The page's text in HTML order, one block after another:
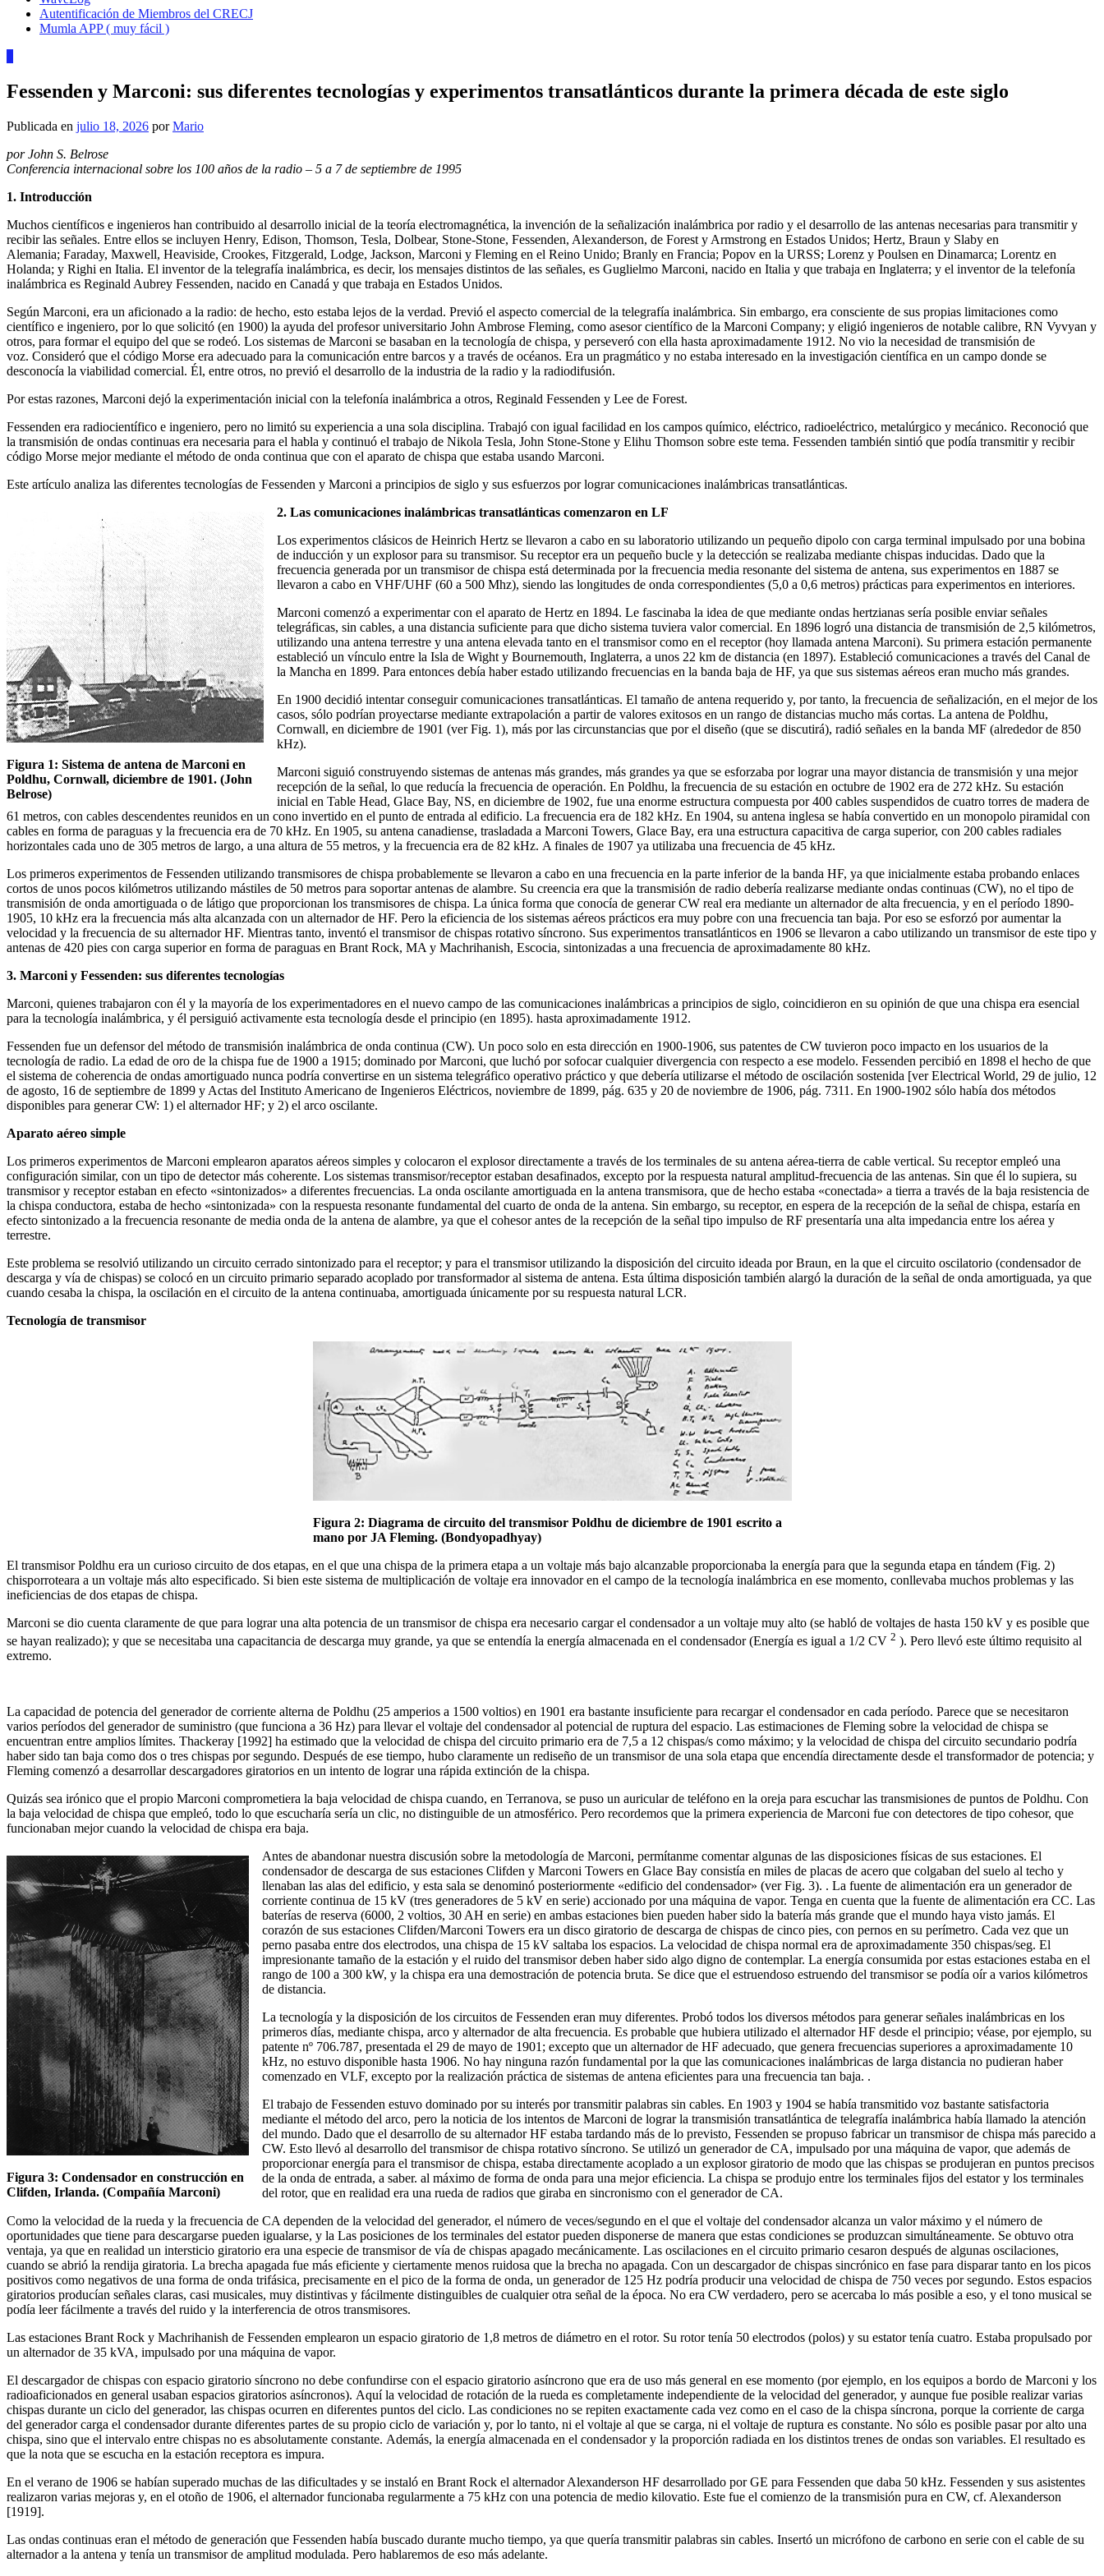
Autentificación de Miembros del CRECJ
Mumla APP ( muy fácil )
Fessenden y Marconi: sus diferentes tecnologías y experimentos transatlánticos durante la primera década de este siglo
Publicada en julio 18, 2026 porMario
por John S. Belrose
Conferencia internacional sobre los 100 años de la radio – 5 a 7 de septiembre de 1995
1. Introducción
Muchos científicos e ingenieros han contribuido al desarrollo inicial de la teoría electromagnética, la invención de la señalización inalámbrica por radio y el desarrollo de las antenas necesarias para transmitir y
recibir las señales. Entre ellos se incluyen Henry, Edison, Thomson, Tesla, Dolbear, Stone-Stone, Fessenden, Alexanderson, de Forest y Armstrong en Estados Unidos; Hertz, Braun y Slaby en
Alemania; Faraday, Maxwell, Heaviside, Crookes, Fitzgerald, Lodge, Jackson, Marconi y Fleming en el Reino Unido; Branly en Francia; Popov en la URSS; Lorenz y Poulsen en Dinamarca; Lorentz en
Holanda; y Righi en Italia. El inventor de la telegrafía inalámbrica, es decir, los mensajes distintos de las señales, es Guglielmo Marconi, nacido en Italia y que trabaja en Inglaterra; y el inventor de la telefonía
inalámbrica es Reginald Aubrey Fessenden, nacido en Canadá y que trabaja en Estados Unidos.
Según Marconi, era un aficionado a la radio: de hecho, esto estaba lejos de la verdad. Previó el aspecto comercial de la telegrafía inalámbrica. Sin embargo, era consciente de sus propias limitaciones como
científico e ingeniero, por lo que solicitó (en 1900) la ayuda del profesor universitario John Ambrose Fleming, como asesor científico de la Marconi Company; y eligió ingenieros de notable calibre, RN Vyvyan y
otros, para formar el equipo del que se rodeó. Los sistemas de Marconi se basaban en la tecnología de chispa, y perseveró con ella hasta aproximadamente 1912. No vio la necesidad de transmisión de
voz. Consideró que el código Morse era adecuado para la comunicación entre barcos y a través de océanos. Era un pragmático y no estaba interesado en la investigación científica en un campo donde se
desconocía la viabilidad comercial. Él, entre otros, no previó el desarrollo de la industria de la radio y la radiodifusión.
Por estas razones, Marconi dejó la experimentación inicial con la telefonía inalámbrica a otros, Reginald Fessenden y Lee de Forest.
Fessenden era radiocientífico e ingeniero, pero no limitó su experiencia a una sola disciplina. Trabajó con igual facilidad en los campos químico, eléctrico, radioeléctrico, metalúrgico y mecánico. Reconoció que
la transmisión de ondas continuas era necesaria para el habla y continuó el trabajo de Nikola Tesla, John Stone-Stone y Elihu Thomson sobre este tema. Fessenden también sintió que podía transmitir y recibir
código Morse mejor mediante el método de onda continua que con el aparato de chispa que estaba usando Marconi.
Este artículo analiza las diferentes tecnologías de Fessenden y Marconi a principios de siglo y sus esfuerzos por lograr comunicaciones inalámbricas transatlánticas.
Figura 1: Sistema de antena de Marconi en
Poldhu, Cornwall, diciembre de 1901. (John
Belrose)
2. Las comunicaciones inalámbricas transatlánticas comenzaron en LF
Los experimentos clásicos de Heinrich Hertz se llevaron a cabo en su laboratorio utilizando un pequeño dipolo con carga terminal impulsado por una bobina
de inducción y un explosor para su transmisor. Su receptor era un pequeño bucle y la detección se realizaba mediante chispas inducidas. Dado que la
frecuencia generada por un transmisor de chispa está determinada por la frecuencia media resonante del sistema de antena, sus experimentos en 1887 se
llevaron a cabo en VHF/UHF (60 a 500 Mhz), siendo las longitudes de onda correspondientes (5,0 a 0,6 metros) prácticas para experimentos en interiores.
Marconi comenzó a experimentar con el aparato de Hertz en 1894. Le fascinaba la idea de que mediante ondas hertzianas sería posible enviar señales
telegráficas, sin cables, a una distancia suficiente para que dicho sistema tuviera valor comercial. En 1896 logró una distancia de transmisión de 2,5 kilómetros,
utilizando una antena terrestre y una antena elevada tanto en el transmisor como en el receptor (hoy llamada antena Marconi). Su primera estación permanente
estableció un vínculo entre la Isla de Wight y Bournemouth, Inglaterra, a unos 22 km de distancia (en 1897). Estableció comunicaciones a través del Canal de
la Mancha en 1899. Para entonces debía haber estado utilizando frecuencias en la banda baja de HF, ya que sus sistemas aéreos eran mucho más grandes.
En 1900 decidió intentar conseguir comunicaciones transatlánticas. El tamaño de antena requerido y, por tanto, la frecuencia de señalización, en el mejor de los
casos, sólo podrían proyectarse mediante extrapolación a partir de valores exitosos en un rango de distancias mucho más cortas. La antena de Poldhu,
Cornwall, en diciembre de 1901 (ver Fig. 1), más por las circunstancias que por el diseño (que se discutirá), radió señales en la banda MF (alrededor de 850
kHz).
Marconi siguió construyendo sistemas de antenas más grandes, más grandes ya que se esforzaba por lograr una mayor distancia de transmisión y una mejor
recepción de la señal, lo que reducía la frecuencia de operación. En Poldhu, la frecuencia de su estación en octubre de 1902 era de 272 kHz. Su estación
inicial en Table Head, Glace Bay, NS, en diciembre de 1902, fue una enorme estructura compuesta por 400 cables suspendidos de cuatro torres de madera de
61 metros, con cables descendentes reunidos en un cono invertido en el punto de entrada al edificio. La frecuencia era de 182 kHz. En 1904, su antena inglesa se había convertido en un monopolo piramidal con
cables en forma de paraguas y la frecuencia era de 70 kHz. En 1905, su antena canadiense, trasladada a Marconi Towers, Glace Bay, era una estructura capacitiva de carga superior, con 200 cables radiales
horizontales cada uno de 305 metros de largo, a una altura de 55 metros, y la frecuencia era de 82 kHz. A finales de 1907 ya utilizaba una frecuencia de 45 kHz.
Los primeros experimentos de Fessenden utilizando transmisores de chispa probablemente se llevaron a cabo en una frecuencia en la parte inferior de la banda HF, ya que inicialmente estaba probando enlaces
cortos de unos pocos kilómetros utilizando mástiles de 50 metros para soportar antenas de alambre. Su creencia era que la transmisión de radio debería realizarse mediante ondas continuas (CW), no el tipo de
transmisión de onda amortiguada o de látigo que proporcionan los transmisores de chispa. La única forma que conocía de generar CW real era mediante un alternador de alta frecuencia, y en el período 1890-
1905, 10 kHz era la frecuencia más alta alcanzada con un alternador de HF. Pero la eficiencia de los sistemas aéreos prácticos era muy pobre con una frecuencia tan baja. Por eso se esforzó por aumentar la
velocidad y la frecuencia de su alternador HF. Mientras tanto, inventó el transmisor de chispas rotativo síncrono. Sus experimentos transatlánticos en 1906 se llevaron a cabo utilizando un transmisor de este tipo y
antenas de 420 pies con carga superior en forma de paraguas en Brant Rock, MA y Machrihanish, Escocia, sintonizadas a una frecuencia de aproximadamente 80 kHz.
3. Marconi y Fessenden: sus diferentes tecnologías
Marconi, quienes trabajaron con él y la mayoría de los experimentadores en el nuevo campo de las comunicaciones inalámbricas a principios de siglo, coincidieron en su opinión de que una chispa era esencial
para la tecnología inalámbrica, y él persiguió activamente esta tecnología desde el principio (en 1895). hasta aproximadamente 1912.
Fessenden fue un defensor del método de transmisión inalámbrica de onda continua (CW). Un poco solo en esta dirección en 1900-1906, sus patentes de CW tuvieron poco impacto en los usuarios de la
tecnología de radio. La edad de oro de la chispa fue de 1900 a 1915; dominado por Marconi, que luchó por sofocar cualquier divergencia con respecto a ese modelo. Fessenden percibió en 1898 el hecho de que
el sistema de coherencia de ondas amortiguado nunca podría convertirse en un sistema telegráfico operativo práctico y que debería utilizarse el método de oscilación sostenida [ver Electrical World, 29 de julio, 12
de agosto, 16 de septiembre de 1899 y Actas del Instituto Americano de Ingenieros Eléctricos, noviembre de 1899, pág. 635 y 20 de noviembre de 1906, pág. 7311. En 1900-1902 sólo había dos métodos
disponibles para generar CW: 1) el alternador HF; y 2) el arco oscilante.
Aparato aéreo simple
Los primeros experimentos de Marconi emplearon aparatos aéreos simples y colocaron el explosor directamente a través de los terminales de su antena aérea-tierra de cable vertical. Su receptor empleó una
configuración similar, con un tipo de detector más coherente. Los sistemas transmisor/receptor estaban desafinados, excepto por la respuesta natural amplitud-frecuencia de las antenas. Sin que él lo supiera, su
transmisor y receptor estaban en efecto «sintonizados» a diferentes frecuencias. La onda oscilante amortiguada en la antena transmisora, que de hecho estaba «conectada» a tierra a través de la baja resistencia de
la chispa conductora, estaba de hecho «sintonizada» con la respuesta resonante fundamental del cuarto de onda de la antena. Sin embargo, su receptor, en espera de la recepción de la señal de chispa, estaría en
efecto sintonizado a la frecuencia resonante de media onda de la antena de alambre, ya que el cohesor antes de la recepción de la señal tipo impulso de RF presentaría una alta impedancia entre los aérea y
terrestre.
Este problema se resolvió utilizando un circuito cerrado sintonizado para el receptor; y para el transmisor utilizando la disposición del circuito ideada por Braun, en la que el circuito oscilatorio (condensador de
descarga y vía de chispas) se colocó en un circuito primario separado acoplado por transformador al sistema de antena. Esta última disposición también alargó la duración de la señal de onda amortiguada, ya que
cuando cesaba la chispa, la oscilación en el circuito de la antena continuaba, amortiguada únicamente por su respuesta natural LCR.
Tecnología de transmisor
Figura 2: Diagrama de circuito del transmisor Poldhu de diciembre de 1901 escrito a
mano por JA Fleming. (Bondyopadhyay)
El transmisor Poldhu era un curioso circuito de dos etapas, en el que una chispa de la primera etapa a un voltaje más bajo alcanzable proporcionaba la energía para que la segunda etapa en tándem (Fig. 2)
chisporroteara a un voltaje más alto especificado. Si bien este sistema de multiplicación de voltaje era innovador en el campo de la tecnología inalámbrica en ese momento, conllevaba muchos problemas y las
ineficiencias de dos etapas de chispa.
Marconi se dio cuenta claramente de que para lograr una alta potencia de un transmisor de chispa era necesario cargar el condensador a un voltaje muy alto (se habló de voltajes de hasta 150 kV y es posible que
se hayan realizado); y que se necesitaba una capacitancia de descarga muy grande, ya que se entendía la energía almacenada en el condensador (Energía es igual a 1/2 CV 2 ). Pero llevó este último requisito al
extremo.
La capacidad de potencia del generador de corriente alterna de Poldhu (25 amperios a 1500 voltios) en 1901 era bastante insuficiente para recargar el condensador en cada período. Parece que se necesitaron
varios períodos del generador de suministro (que funciona a 36 Hz) para llevar el voltaje del condensador al potencial de ruptura del espacio. Las estimaciones de Fleming sobre la velocidad de chispa se
encuentran entre amplios límites. Thackeray [1992] ha estimado que la velocidad de chispa del circuito primario era de 7,5 a 12 chispas/s como máximo; y la velocidad de chispa del circuito secundario podría
haber sido tan baja como dos o tres chispas por segundo. Después de ese tiempo, hubo claramente un rediseño de un transmisor de una sola etapa que encendía directamente desde el transformador de potencia; y
Fleming comenzó a desarrollar descargadores giratorios en un intento de lograr una rápida extinción de la chispa.
Quizás sea irónico que el propio Marconi comprometiera la baja velocidad de chispa cuando, en Terranova, se puso un auricular de teléfono en la oreja para escuchar las transmisiones de puntos de Poldhu. Con
la baja velocidad de chispa que empleó, todo lo que escucharía sería un clic, no distinguible de un atmosférico. Pero recordemos que la primera experiencia de Marconi fue con detectores de tipo cohesor, que
funcionaban mejor cuando la velocidad de chispa era baja.
Figura 3: Condensador en construcción en
Clifden, Irlanda. (Compañía Marconi)
Antes de abandonar nuestra discusión sobre la metodología de Marconi, permítanme comentar algunas de las disposiciones físicas de sus estaciones. El
condensador de descarga de sus estaciones Clifden y Marconi Towers en Glace Bay consistía en miles de placas de acero que colgaban del suelo al techo y
llenaban las alas del edificio, y esta sala se denominó posteriormente «edificio del condensador» (ver Fig. 3). . La fuente de alimentación era un generador de
corriente continua de 15 kV (tres generadores de 5 kV en serie) accionado por una máquina de vapor. Tenga en cuenta que la fuente de alimentación era CC. Las
baterías de reserva (6000, 2 voltios, 30 AH en serie) en ambas estaciones bien pueden haber sido la batería más grande que el mundo haya visto jamás. El
corazón de sus estaciones Clifden/Marconi Towers era un disco giratorio de descarga de chispas de cinco pies, con pernos en su perímetro. Cada vez que un
perno pasaba entre dos electrodos, una chispa de 15 kV saltaba los espacios. La velocidad de chispa normal era de aproximadamente 350 chispas/seg. El
impresionante tamaño de la estación y el ruido del transmisor deben haber sido algo digno de contemplar. La energía consumida por estas estaciones estaba en el
rango de 100 a 300 kW, y la chispa era una demostración de potencia bruta. Se dice que el estruendoso estruendo del transmisor se podía oír a varios kilómetros
de distancia.
La tecnología y la disposición de los circuitos de Fessenden eran muy diferentes. Probó todos los diversos métodos para generar señales inalámbricas en los
primeros días, mediante chispa, arco y alternador de alta frecuencia. Es probable que hubiera utilizado el alternador HF desde el principio; véase, por ejemplo, su
patente nº 706.787, presentada el 29 de mayo de 1901; excepto que un alternador de HF adecuado, que genera frecuencias superiores a aproximadamente 10
kHz, no estuvo disponible hasta 1906. No hay ninguna razón fundamental por la que las comunicaciones inalámbricas de larga distancia no pudieran haber
comenzado en VLF, excepto por la realización práctica de sistemas de antena eficientes para una frecuencia tan baja. .
El trabajo de Fessenden estuvo dominado por su interés por transmitir palabras sin cables. En 1903 y 1904 se había transmitido voz bastante satisfactoria
mediante el método del arco, pero la noticia de los intentos de Marconi de lograr la transmisión transatlántica de telegrafía inalámbrica había llamado la atención
del mundo. Dado que el desarrollo de su alternador HF estaba tardando más de lo previsto, Fessenden se propuso fabricar un transmisor de chispa más parecido a
CW. Esto llevó al desarrollo del transmisor de chispa rotativo síncrono. Se utilizó un generador de CA, impulsado por una máquina de vapor, que además de
proporcionar energía para el transmisor de chispa, estaba directamente acoplado a un explosor giratorio de modo que las chispas se produjeran en puntos precisos
de la onda de entrada, a saber. al máximo de forma de onda para una mejor eficiencia. La chispa se produjo entre los terminales fijos del estator y los terminales
del rotor, que en realidad era una rueda de radios que giraba en sincronismo con el generador de CA.
Como la velocidad de la rueda y la frecuencia de CA dependen de la velocidad del generador, el número de veces/segundo en el que el voltaje del condensador alcanza un valor máximo y el número de
oportunidades que tiene para descargarse pueden igualarse, y la Las posiciones de los terminales del estator pueden disponerse de manera que estas condiciones se produzcan simultáneamente. Se obtuvo otra
ventaja, ya que en realidad un intersticio giratorio era una especie de transmisor de vía de chispas apagado mecánicamente. Las oscilaciones en el circuito primario cesaron después de algunas oscilaciones,
cuando se abrió la rendija giratoria. La brecha apagada fue más eficiente y ciertamente menos ruidosa que la brecha no apagada. Con un descargador de chispas sincrónico en fase para disparar tanto en los picos
positivos como negativos de una forma de onda trifásica, precisamente en el pico de la forma de onda, un generador de 125 Hz podría producir una velocidad de chispa de 750 veces por segundo. Estos espacios
giratorios producían señales claras, casi musicales, muy distintivas y fácilmente distinguibles de cualquier otra señal de la época. No era CW verdadero, pero se acercaba lo más posible a eso, y el tono musical se
podía leer fácilmente a través del ruido y la interferencia de otros transmisores.
Las estaciones Brant Rock y Machrihanish de Fessenden emplearon un espacio giratorio de 1,8 metros de diámetro en el rotor. Su rotor tenía 50 electrodos (polos) y su estator tenía cuatro. Estaba propulsado por
un alternador de 35 kVA, impulsado por una máquina de vapor.
El descargador de chispas con espacio giratorio síncrono no debe confundirse con el espacio giratorio asíncrono que era de uso más general en ese momento (por ejemplo, en los equipos a bordo de Marconi y los
radioaficionados en general usaban espacios giratorios asíncronos). Aquí la velocidad de rotación de la rueda es completamente independiente de la velocidad del generador, y aunque fue posible realizar varias
chispas durante un ciclo del generador, las chispas ocurren en diferentes puntos del ciclo. Las condiciones no se repiten exactamente cada vez como en el caso de la chispa síncrona, porque la corriente de carga
del generador carga el condensador durante diferentes partes de su propio ciclo de variación y, por lo tanto, ni el voltaje al que se carga, ni el voltaje de ruptura es constante. No sólo es posible pasar por alto una
chispa, sino que el intervalo entre chispas no es absolutamente constante. Además, la energía almacenada en el condensador y la proporción radiada en los distintos trenes de ondas son variables. El resultado es
que la nota que se escucha en la estación receptora es impura.
En el verano de 1906 se habían superado muchas de las dificultades y se instaló en Brant Rock el alternador Alexanderson HF desarrollado por GE para Fessenden que daba 50 kHz. Fessenden y sus asistentes
realizaron varias mejoras y, en el otoño de 1906, el alternador funcionaba regularmente a 75 kHz con una potencia de medio kilovatio. Este fue el comienzo de la transmisión pura en CW, cf. Alexanderson
[1919].
Las ondas continuas eran el método de generación que Fessenden había buscado durante mucho tiempo, ya que quería transmitir palabras sin cables. Insertó un micrófono de carbono en serie con el cable de su
alternador a la antena y tenía un transmisor de amplitud modulada. Pero hablaremos de eso más adelante.